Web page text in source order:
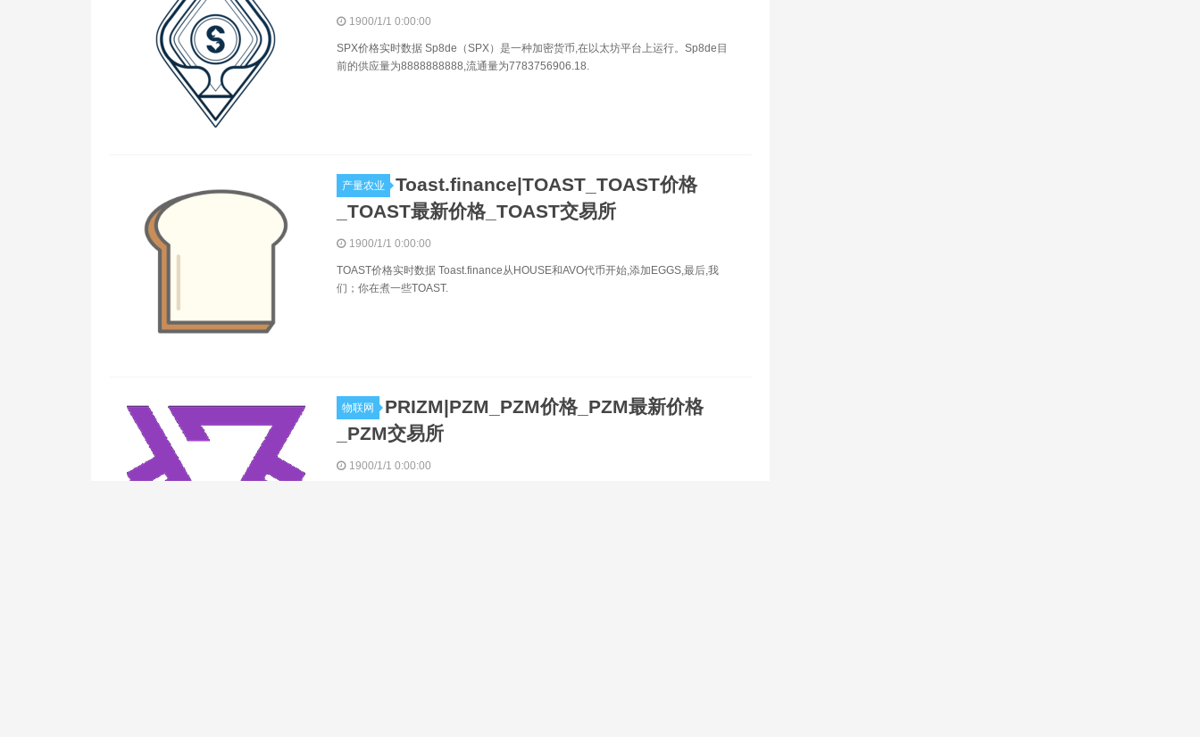
1900/1/1 0:00:00
SPX价格实时数据 Sp8de（SPX）是一种加密货币,在以太坊平台上运行。Sp8de目
前的供应量为8888888888,流通量为7783756906.18.
产量农业
Toast.finance|TOAST_TOAST价格
_TOAST最新价格_TOAST交易所
1900/1/1 0:00:00
TOAST价格实时数据 Toast.finance从HOUSE和AVO代币开始,添加EGGS,最后,我
们；你在煮一些TOAST.
物联网
PRIZM|PZM_PZM价格_PZM最新价格
_PZM交易所
1900/1/1 0:00:00